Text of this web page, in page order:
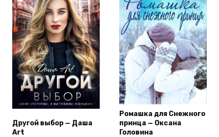
Другой выбор — Даша
Art
Ромашка для Снежного
принца — Оксана
Головина